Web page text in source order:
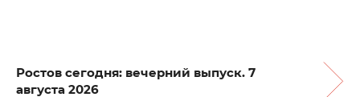
Ростов сегодня: вечерний выпуск. 7
августа 2026